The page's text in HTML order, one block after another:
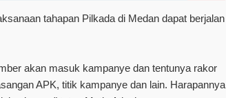
tahapan Pilkada di Medan dapat berjalan
akan masuk kampanye dan tentunya rakor
APK, titik kampanye dan lain. Harapannya